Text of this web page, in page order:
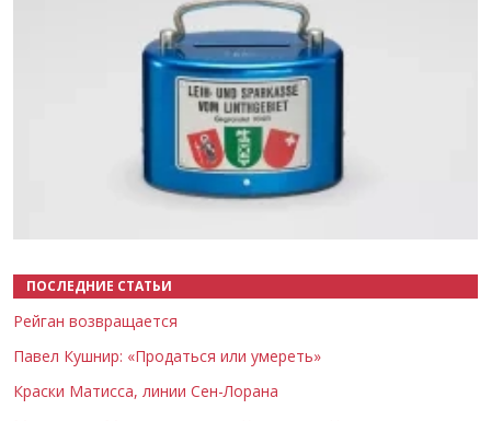
ПОСЛЕДНИЕ СТАТЬИ
Рейган возвращается
Павел Кушнир: «Продаться или умереть»
Краски Матисса, линии Сен-Лорана